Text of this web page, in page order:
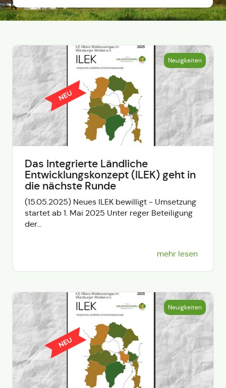
Neuigkeiten
Das Integrierte Ländliche
Entwicklungskonzept (ILEK) geht in
die nächste Runde
(15.05.2025) Neues ILEK bewilligt - Umsetzung
startet ab 1. Mai 2025 Unter reger Beteiligung
der...
mehr lesen
Neuigkeiten